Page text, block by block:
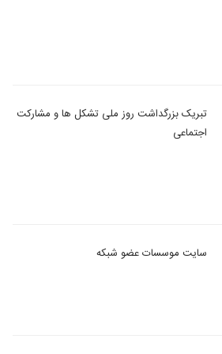
تبریک بزرگداشت روز ملی تشکل ها و مشارکت
اجتماعی
سایت موسسات عضو شبکه